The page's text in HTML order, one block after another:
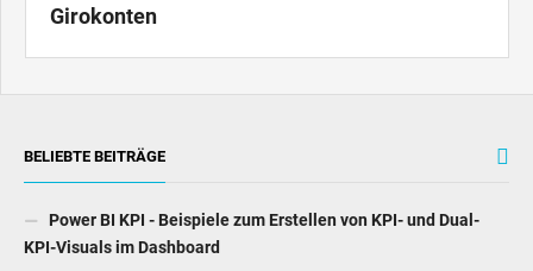
Girokonten
BELIEBTE BEITRÄGE
Power BI KPI - Beispiele zum Erstellen von KPI- und Dual-
KPI-Visuals im Dashboard